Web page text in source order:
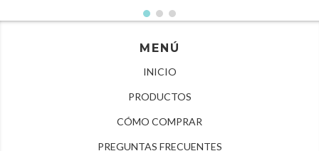
MENÚ
INICIO
PRODUCTOS
CÓMO COMPRAR
PREGUNTAS FRECUENTES